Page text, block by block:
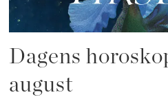
Dagens
august